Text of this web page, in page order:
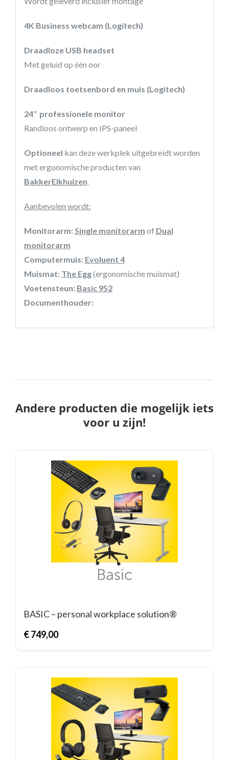
4K Business webcam (Logitech)
Draadloze USB headset
Met geluid op één oor
Draadloos toetsenbord en muis (Logitech)
24″ professionele monitor
Randloos ontwerp en IPS-paneel
Optioneel kan deze werkplek uitgebreidt worden
met ergonomische producten van
BakkerElkhuizen
Aanbevolen wordt:
Monitorarm: Single monitorarm of Dual
monitorarm
Computermuis: Evoluent 4
Muismat: The Egg(ergonomische muismat)
Voetensteun: Basic 952
Documenthouder:
Andere producten die mogelijk iets
voor u zijn!
BASIC – personal workplace solution®
€749,00